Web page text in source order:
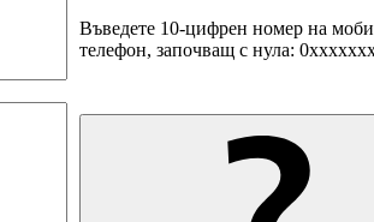
Въведете 10-цифрен номер на
телефон, започващ с нула: